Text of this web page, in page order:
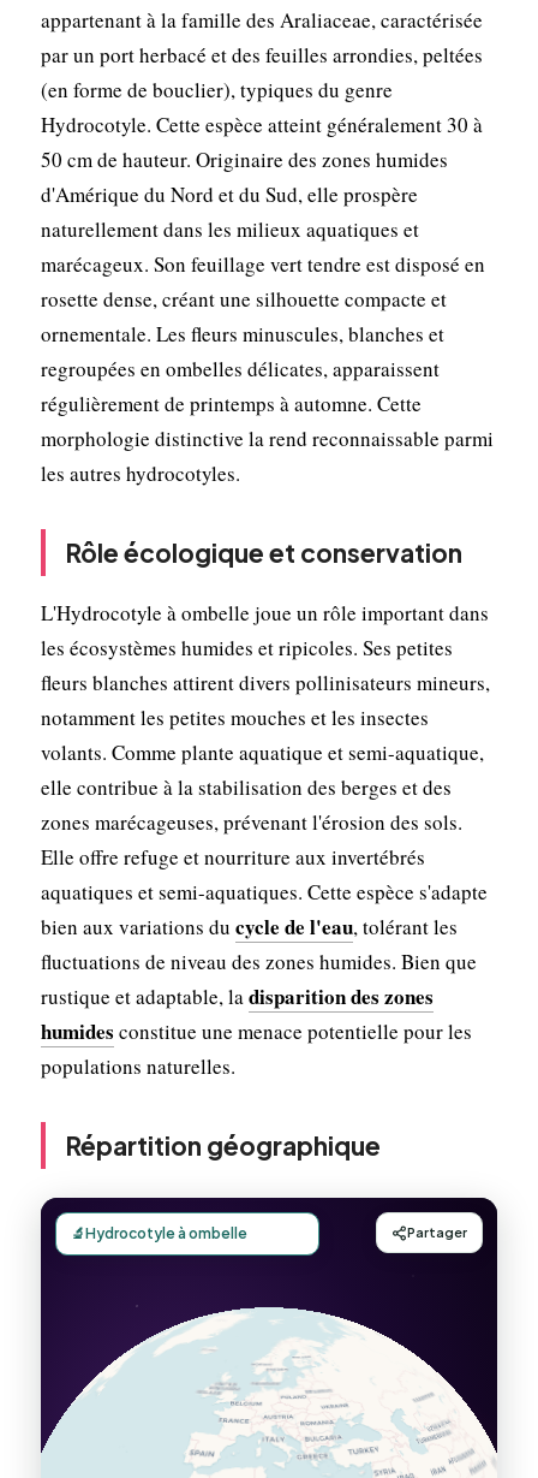
appartenant à la famille des Araliaceae, caractérisée
par un port herbacé et des feuilles arrondies, peltées
(en forme de bouclier), typiques du genre
Hydrocotyle. Cette espèce atteint généralement 30 à
50 cm de hauteur. Originaire des zones humides
d'Amérique du Nord et du Sud, elle prospère
naturellement dans les milieux aquatiques et
marécageux. Son feuillage vert tendre est disposé en
rosette dense, créant une silhouette compacte et
ornementale. Les fleurs minuscules, blanches et
regroupées en ombelles délicates, apparaissent
régulièrement de printemps à automne. Cette
morphologie distinctive la rend reconnaissable parmi
les autres hydrocotyles.
Rôle écologique et conservation
L'Hydrocotyle à ombelle joue un rôle important dans
les écosystèmes humides et ripicoles. Ses petites
fleurs blanches attirent divers pollinisateurs mineurs,
notamment les petites mouches et les insectes
volants. Comme plante aquatique et semi-aquatique,
elle contribue à la stabilisation des berges et des
zones marécageuses, prévenant l'érosion des sols.
Elle offre refuge et nourriture aux invertébrés
aquatiques et semi-aquatiques. Cette espèce s'adapte
bien aux variations du cycle de l'eau, tolérant les
fluctuations de niveau des zones humides. Bien que
rustique et adaptable, ladisparition des zones
humides constitue une menace potentielle pour les
populations naturelles.
Répartition géographique